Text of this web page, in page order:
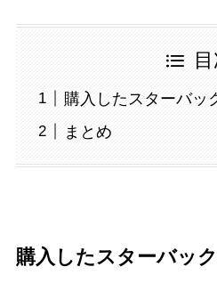
購入したスターバッ
まとめ
購入したスターバッ